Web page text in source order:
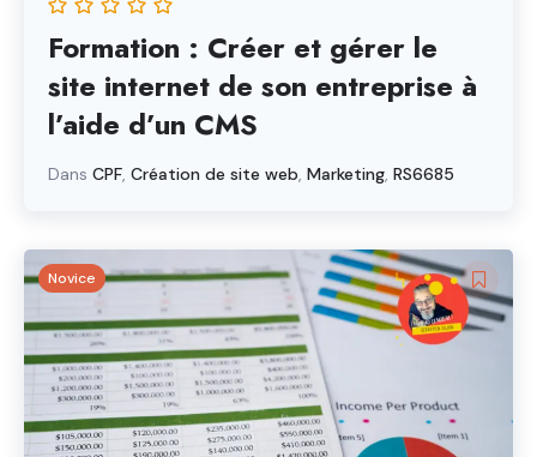
Formation : Créer et gérer le
site internet de son entreprise à
l’aide d’un CMS
Dans CPF Création de site web Marketing RS6685
Novice